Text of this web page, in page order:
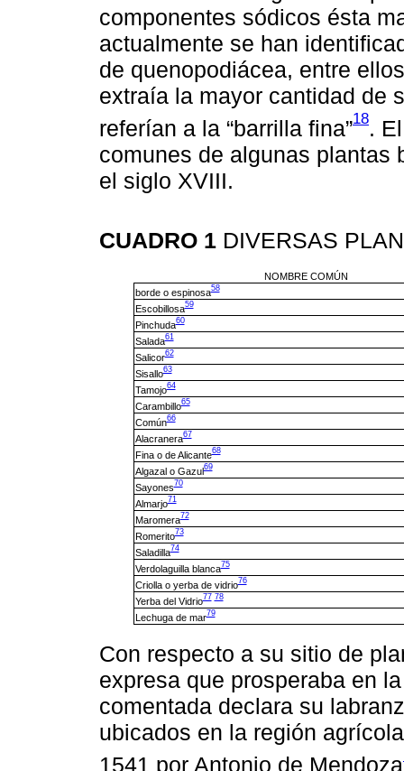
componentes sódicos ésta
actualmente se han
de quenopodiácea, entre
extraía la mayor cantidad de
referían a la “barrilla fina”18.
comunes de algunas plantas
el siglo XVIII.
CUADRO 1 DIVERSAS
NOMBRE COMÚN
borde o espinosa58
Escobillosa59
Pinchuda60
Salada61
Salicor62
Sisallo63
Tamojo64
Carambillo65
Común66
Alacranera67
Fina o de Alicante68
Algazal o Gazul69
Sayones70
Almarjo71
Maromera72
Romerito73
Saladilla74
Verdolaguilla blanca75
Criolla o yerba de vidrio76
Yerba del Vidrio77 78
Lechuga de mar79
Con respecto a su sitio de
expresa que prosperaba en
comentada declara su
ubicados en la región
1541 por Antonio de Mendoza